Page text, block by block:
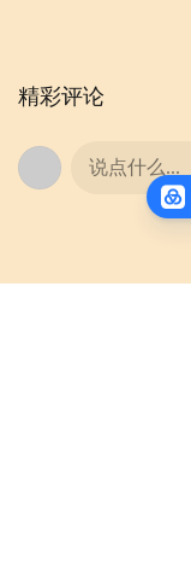
精彩评论
说点什么...